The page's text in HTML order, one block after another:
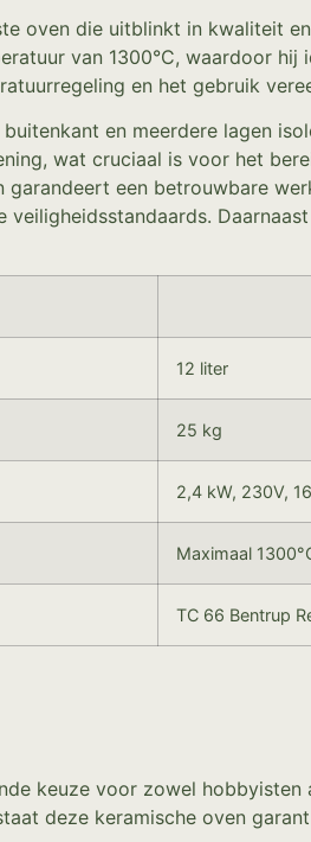
oven die uitblinkt in kwaliteit
van 1300°C, waardoor
en het gebruik
en meerdere lagen
wat cruciaal is voor het
een betrouwbare
12 liter
25 kg
2,4 kW, 230V,
Maximaal
TC 66 Bentrup
keuze voor zowel
deze keramische oven